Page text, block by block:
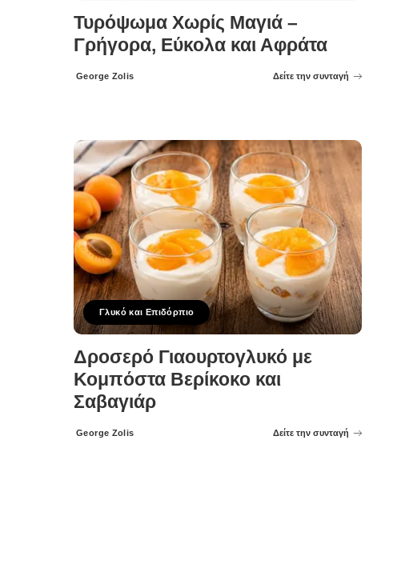
Τυρόψωμα Χωρίς Μαγιά –
Γρήγορα, Εύκολα και Αφράτα
Posted
George Zolis Δείτε την συνταγή
Γλυκό και Επιδόρπιο
Δροσερό Γιαουρτογλυκό με
Κομπόστα Βερίκοκο και
Σαβαγιάρ
Posted
George Zolis Δείτε την συνταγή